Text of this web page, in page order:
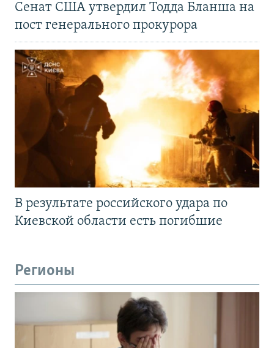
Сенат США утвердил Тодда Бланша на
пост генерального прокурора
В результате российского удара по
Киевской области есть погибшие
Регионы